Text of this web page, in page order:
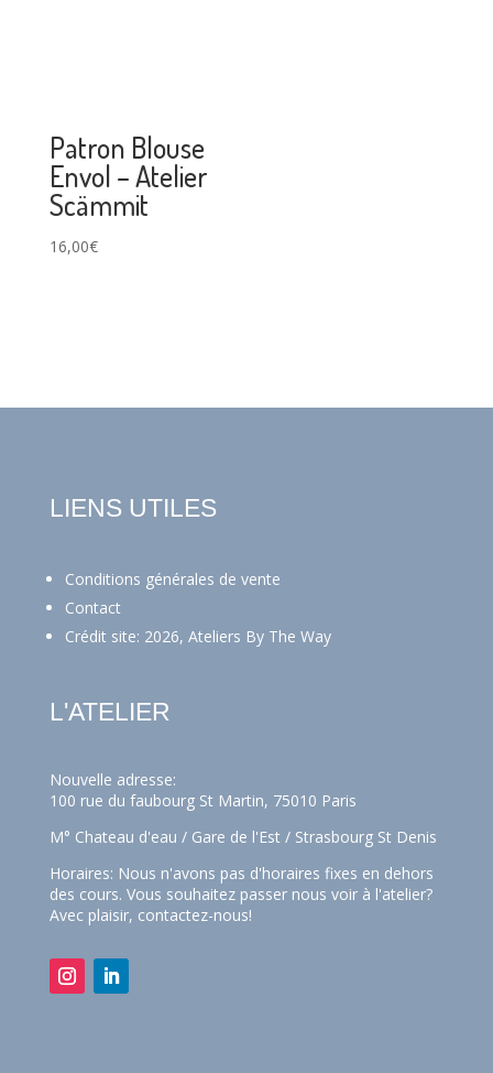
Patron Blouse
Envol – Atelier
Scämmit
16,00€
LIENS UTILES
Conditions générales de vente
Contact
Crédit site: 2026, Ateliers By The Way
L'ATELIER
Nouvelle adresse:
100 rue du faubourg St Martin, 75010 Paris
M° Chateau d'eau / Gare de l'Est / Strasbourg St Denis
Horaires: Nous n'avons pas d'horaires fixes en dehors
des cours. Vous souhaitez passer nous voir à l'atelier?
Avec plaisir, contactez-nous!